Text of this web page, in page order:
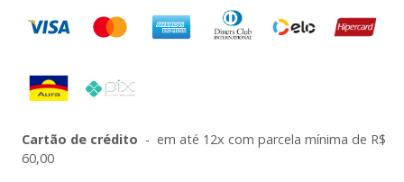
Cartão de crédito - em até 12x com parcela mínima de R$
60,00